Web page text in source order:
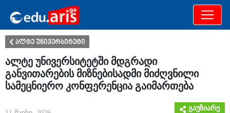
განათლება
ალტე უნივერსიტეტი
ალტე უნივერსიტეტში მდგრადი
განვითარების მიზნებისადმი მიძღვნილი
სამეცნიერო კონფერენცია გაიმართება
გაუზიარე